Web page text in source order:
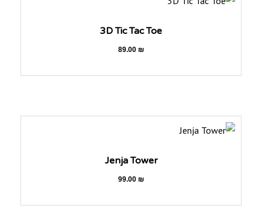
3D Tic Tac Toe
89.00₪
Jenja Tower
99.00₪